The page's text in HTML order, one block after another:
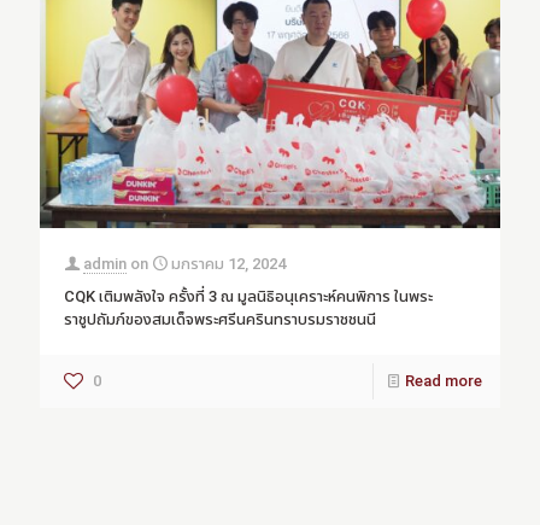
admin on
มกราคม 12, 2024
CQK เติมพลังใจ ครั้งที่ 3 ณ มูลนิธิอนุเคราะห์คนพิการ ในพระ
ราชูปถัมภ์ของสมเด็จพระศรีนครินทราบรมราชชนนี
0 Read more